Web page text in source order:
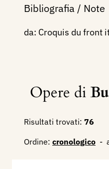
Bibliografia / Note
da: Croquis du front
Opere di
Risultati trovati: 76
Ordine: cronologico -